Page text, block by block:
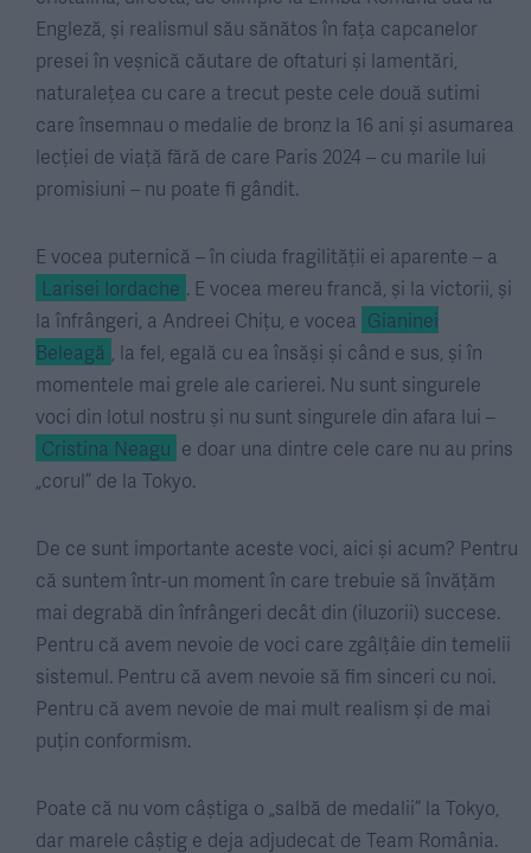
Engleză, și realismul său sănătos în fața capcanelor
presei în veșnică căutare de oftaturi și lamentări,
naturalețea cu care a trecut peste cele două sutimi
care însemnau o medalie de bronz la 16 ani și asumarea
lecției de viață fără de care Paris 2024 – cu marile lui
promisiuni – nu poate fi gândit.
E vocea puternică – în ciuda fragilității ei aparente – a
Larisei Iordache . E vocea mereu francă, și la victorii, și
la înfrângeri, a Andreei Chițu, e vocea Gianinei
Beleagă , la fel, egală cu ea însăși și când e sus, și în
momentele mai grele ale carierei. Nu sunt singurele
voci din lotul nostru și nu sunt singurele din afara lui –
Cristina Neagu e doar una dintre cele care nu au prins
„corul” de la Tokyo.
De ce sunt importante aceste voci, aici și acum? Pentru
că suntem într-un moment în care trebuie să învățăm
mai degrabă din înfrângeri decât din (iluzorii) succese.
Pentru că avem nevoie de voci care zgâlțâie din temelii
sistemul. Pentru că avem nevoie să fim sinceri cu noi.
Pentru că avem nevoie de mai mult realism și de mai
puțin conformism.
Poate că nu vom câștiga o „salbă de medalii” la Tokyo,
dar marele câștig e deja adjudecat de Team România.